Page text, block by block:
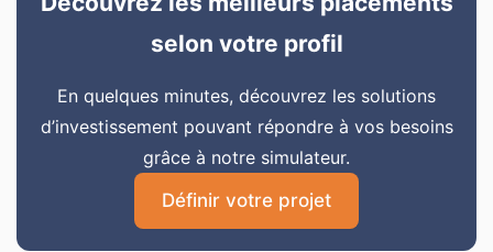
selon votre profil
En quelques minutes, découvrez les solutions
d’investissement pouvant répondre à vos besoins
grâce à notre simulateur.
Définir votre projet